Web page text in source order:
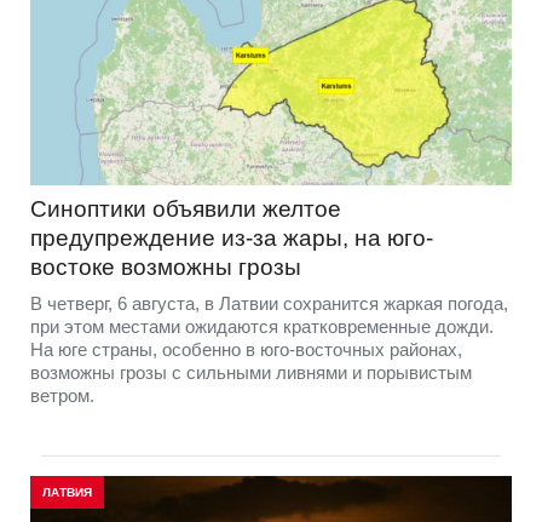
Синоптики объявили желтое
предупреждение из-за жары, на юго-
востоке возможны грозы
В четверг, 6 августа, в Латвии сохранится жаркая погода,
при этом местами ожидаются кратковременные дожди.
На юге страны, особенно в юго-восточных районах,
возможны грозы с сильными ливнями и порывистым
ветром.
ЛАТВИЯ